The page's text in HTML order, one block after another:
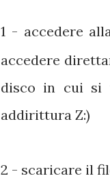
1 - accedere
accedere
disco in cui si
addirittura Z:)
2 - scaricare il